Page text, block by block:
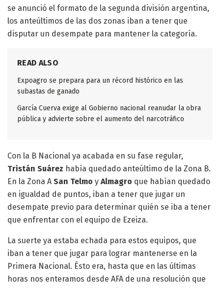
se anunció el formato de la segunda división argentina,
los anteúltimos de las dos zonas iban a tener que
disputar un desempate para mantener la categoría.
READ ALSO
Expoagro se prepara para un récord histórico en las
subastas de ganado
García Cuerva exige al Gobierno nacional reanudar la obra
pública y advierte sobre el aumento del narcotráfico
Con la B Nacional ya acabada en su fase regular,
Tristán Suárez había quedado anteúltimo de la Zona B.
En la Zona A San Telmo y Almagro que habían quedado
en igualdad de puntos, iban a tener que jugar un
desempate previo para determinar quién se iba a tener
que enfrentar con el equipo de Ezeiza.
La suerte ya estaba echada para estos equipos, que
iban a tener que jugar para lograr mantenerse en la
Primera Nacional. Ésto era, hasta que en las últimas
horas nos enteramos desde AFA de una resolución que